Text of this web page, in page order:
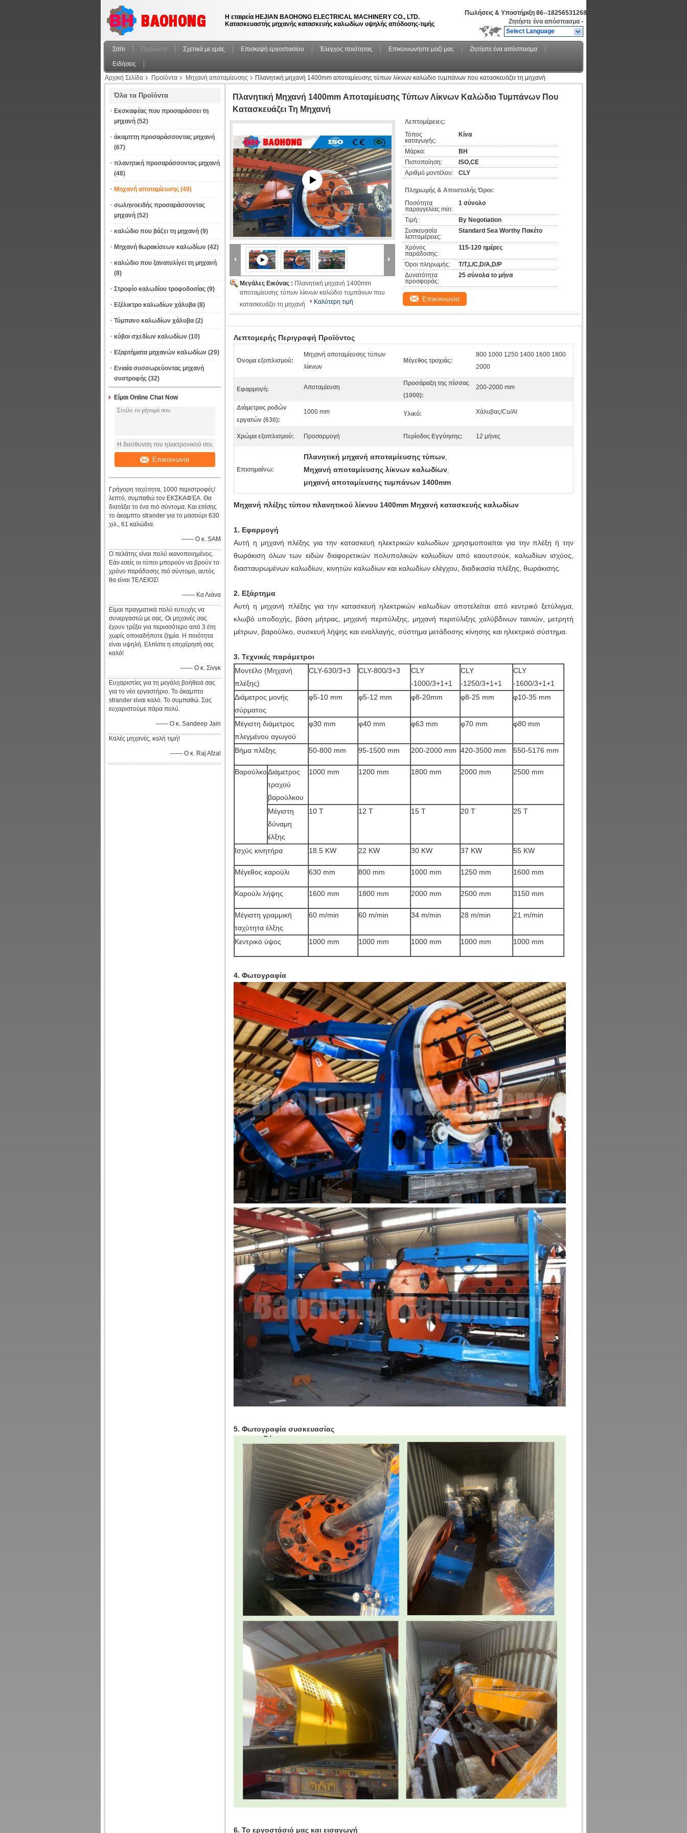
Η εταιρεία HEJIAN BAOHONG ELECTRICAL MACHINERY CO., LTD.
Κατασκευαστής μηχανής κατασκευής καλωδίων υψηλής απόδοσης-τιμής
Πωλήσεις & Υποστήριξη 86--18256531268
Ζητήστε ένα απόσπασμα -
Select Language
Σπίτι Προϊόντα Σχετικά με εμάς Επισκεψή εργοστασίου Έλεγχος ποιότητας Επικοινωνήστε μαζί μας Ζητήστε ένα απόσπασμα
Ειδήσεις
Αρχική Σελίδα
Προϊόντα Μηχανή αποταμίευσης Πλανητική μηχανή 1400mm αποταμίευσης τύπων λίκνων καλώδιο τυμπάνων που κατασκευάζει τη μηχανή
Όλα τα Προϊόντα
Εκσκαφέας που προσαράσσει τη
μηχανή (52)
άκαμπτη προσαράσσοντας μηχανή
(67)
πλανητική προσαράσσοντας μηχανή
(48)
Μηχανή αποταμίευσης (49)
σωληνοειδής προσαράσσοντας
μηχανή (52)
καλώδιο που βάζει τη μηχανή (9)
Μηχανή θωρακίσεων καλωδίων (42)
καλώδιο που ξανατυλίγει τη μηχανή
(8)
Στροφίο καλωδίου τροφοδοσίας (9)
Εξέλικτρο καλωδίων χάλυβα (8)
Τύμπανο καλωδίων χάλυβα (2)
κύβοι σχεδίων καλωδίων (10)
Εξαρτήματα μηχανών καλωδίων (29)
Ενιαία συσσωρεύοντας μηχανή
συστροφής (32)
Είμαι Online Chat Now
Επικοινωνία
Γρήγορη ταχύτητα, 1000 περιστροφές/
λεπτό, συμπαθώ τον ΕΚΣΚΑΦΈΑ. Θα
διατάξει το ένα πιό σύντομα. Και επίσης
το άκαμπτο strander για το μασούρι 630
χιλ., 61 καλώδια.
—— Ο κ. SAM
Ο πελάτης είναι πολύ ικανοποιημένος.
Εάν εσείς οι τύποι μπορούν να βρούν το
χρόνο παράδοσης πιό σύντομο, αυτός
θα είναι ΤΕΛΕΙΟΣ!
—— Κα Λιάνα
Είμαι πραγματικά πολύ ευτυχής να
συνεργαστώ με σας. Οι μηχανές σας
έχουν τρέξει για περισσότερο από 3 έτη
χωρίς οποιαδήποτε ζημία. Η ποιότητα
είναι υψηλή. Ελπίστε η επιχείρησή σας
καλά!
—— Ο κ. Σινγκ
Ευχαριστίες για τη μεγάλη βοήθειά σας
για το νέο εργαστήριο. Το άκαμπτο
strander είναι καλό. Το συμπαθώ. Σας
ευχαριστούμε πάρα πολύ.
—— Ο κ. Sandeep Jain
Καλές μηχανές, καλή τιμή!
—— Ο κ. Raj Afzal
Πλανητική Μηχανή 1400mm Αποταμίευσης Τύπων Λίκνων Καλώδιο Τυμπάνων Που
Κατασκευάζει Τη Μηχανή
Μεγάλες Εικόνας : Πλανητική μηχανή 1400mm
αποταμίευσης τύπων λίκνων καλώδιο τυμπάνων που
κατασκευάζει τη μηχανή
Καλύτερη τιμή
Λεπτομέρειες:
Τόπος
καταγωγής:
Κίνα
Μάρκα:
BH
Πιστοποίηση:
ISO,CE
Αριθμό μοντέλου:
CLY
Πληρωμής & Αποστολής Όροι:
Ποσότητα
παραγγελίας min:
1 σύνολο
Τιμή:
By Negotiation
Συσκευασία
λεπτομέρειες:
Standard Sea Worthy Πακέτο
Χρόνος
παράδοσης:
115-120 ημέρες
Όροι πληρωμής:
T/T,L/C,D/A,D/P
Δυνατότητα
προσφοράς:
25 σύνολα το μήνα
Επικοινωνία
Λεπτομερής Περιγραφή Προϊόντος
Όνομα εξοπλισμού:
Μηχανή αποταμίευσης τύπων
λίκνων
Μέγεθος τροχιάς:
800 1000 1250 1400 1600 1800
2000
Εφαρμογή: Αποταμίευση
Προσάραξη της πίσσας
(1000):
200-2000 mm
Διάμετρος ροδών
εργατών (630):
1000 mm Υλικό: Χάλυβας/Cu/Al
Χρώμα εξοπλισμού: Προσαρμογή Περίοδος Εγγύησης: 12 μήνες
Επισημαίνω:
Πλανητική μηχανή αποταμίευσης τύπων,
Μηχανή αποταμίευσης λίκνων καλωδίων,
μηχανή αποταμίευσης τυμπάνων 1400mm
Μηχανή πλέξης τύπου πλανητικού λίκνου 1400mm Μηχανή κατασκευής καλωδίων
1. Εφαρμογή
Αυτή η μηχανή πλέξης για την κατασκευή ηλεκτρικών καλωδίων χρησιμοποιείται για την πλέξη ή την
θωράκιση όλων των ειδών διαφορετικών πολυπολικών καλωδίων από καουτσούκ, καλωδίων ισχύος,
διασταυρωμένων καλωδίων, κινητών καλωδίων και καλωδίων ελέγχου, διαδικασία πλέξης, θωράκισης.
2. Εξάρτημα
Αυτή η μηχανή πλέξης για την κατασκευή ηλεκτρικών καλωδίων αποτελείται από κεντρικό ξετύλιγμα,
κλωβό υποδοχής, βάση μήτρας, μηχανή περιτύλιξης, μηχανή περιτύλιξης χαλύβδινων ταινιών, μετρητή
μέτρων, βαρούλκο, συσκευή λήψης και εναλλαγής, σύστημα μετάδοσης κίνησης και ηλεκτρικό σύστημα.
3. Τεχνικές παράμετροι
Μοντέλο (Μηχανή
πλέξης)
CLY-630/3+3 CLY-800/3+3
CLY
-1000/3+1+1
CLY
-1250/3+1+1
CLY
-1600/3+1+1
Διάμετρος μονής
σύρματος
φ5-10 mm φ5-12 mm φ8-20mm φ8-25 mm φ10-35 mm
Μέγιστη διάμετρος
πλεγμένου αγωγού
φ30 mm φ40 mm φ63 mm φ70 mm φ80 mm
Βήμα πλέξης 50-800 mm 95-1500 mm 200-2000 mm 420-3500 mm 550-5176 mm
ΒαρούλκοΔιάμετρος
τροχού
βαρούλκου
1000 mm 1200 mm 1800 mm 2000 mm 2500 mm
Μέγιστη
δύναμη
έλξης
10 T 12 T 15 T 20 T 25 T
Ισχύς κινητήρα 18.5 KW 22 KW 30 KW 37 KW 55 KW
Μέγεθος καρούλι 630 mm 800 mm 1000 mm 1250 mm 1600 mm
Καρούλι λήψης 1600 mm 1800 mm 2000 mm 2500 mm 3150 mm
Μέγιστη γραμμική
ταχύτητα έλξης
60 m/min 60 m/min 34 m/min 28 m/min 21 m/min
Κεντρικό ύψος 1000 mm 1000 mm 1000 mm 1000 mm 1000 mm
4. Φωτογραφία
5. Φωτογραφία συσκευασίας
6. Το εργοστάσιό μας και εισαγωγή